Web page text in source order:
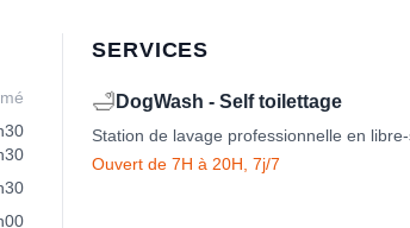
SERVICES
🛁 DogWash - Self toilettage
Station de lavage professionnelle en libre-
Ouvert de 7H à 20H, 7j/7